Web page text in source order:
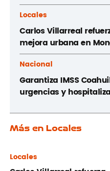
Locales
Carlos Villarreal
mejora urbana en
Nacional
Garantiza IMSS
urgencias y
Más en Locales
Locales